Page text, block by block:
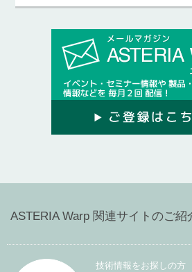
ASTERIA Warp 関連サイトのご紹
技術情報をお探しの方